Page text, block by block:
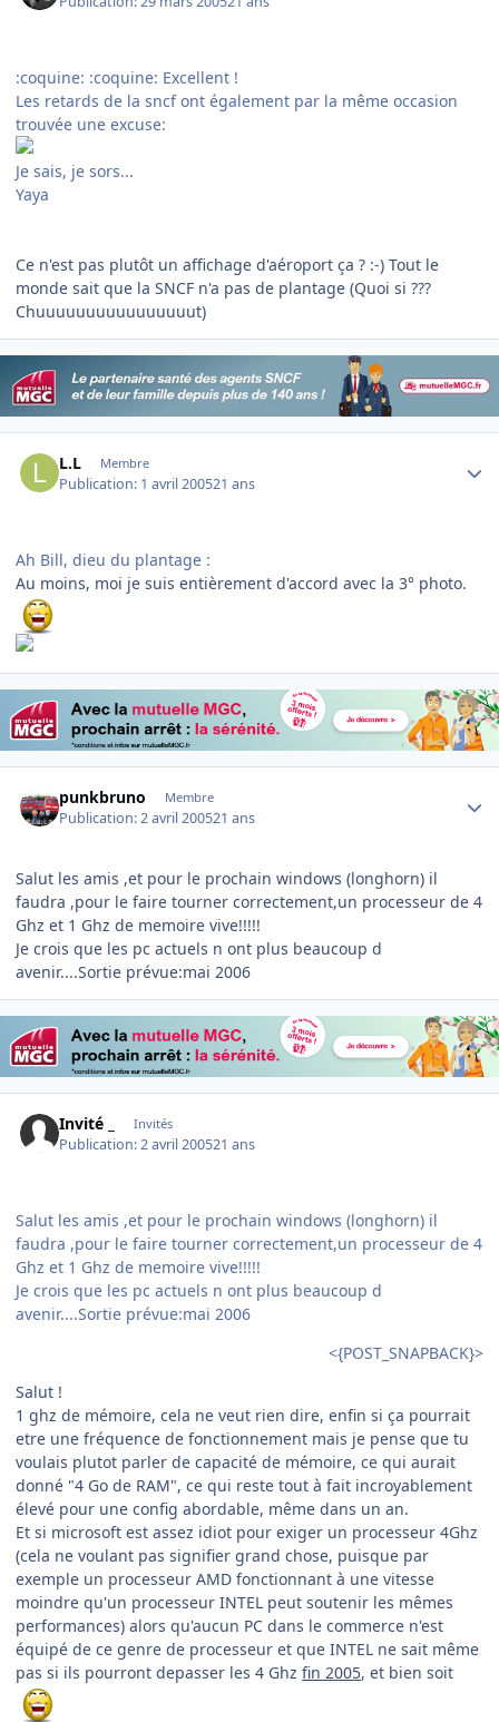
:coquine: :coquine: Excellent !
Les retards de la sncf ont également par la même occasion
trouvée une excuse:
Je sais, je sors...
Yaya
Ce n'est pas plutôt un affichage d'aéroport ça ? :-) Tout le
monde sait que la SNCF n'a pas de plantage (Quoi si ???
Chuuuuuuuuuuuuuuuut)
L.L Membre
Publication: 1 avril 200521 ans
Ah Bill, dieu du plantage :
Au moins, moi je suis entièrement d'accord avec la 3° photo.
punkbruno Membre
Publication:2 avril 200521 ans
Salut les amis ,et pour le prochain windows (longhorn) il
faudra ,pour le faire tourner correctement,un processeur de 4
Ghz et 1 Ghz de memoire vive!!!!!
Je crois que les pc actuels n ont plus beaucoup d
avenir....Sortie prévue:mai 2006
Invité _ Invités
Publication:2 avril 200521 ans
Salut les amis ,et pour le prochain windows (longhorn) il
faudra ,pour le faire tourner correctement,un processeur de 4
Ghz et 1 Ghz de memoire vive!!!!!
Je crois que les pc actuels n ont plus beaucoup d
avenir....Sortie prévue:mai 2006
<{POST_SNAPBACK}>
Salut !
1 ghz de mémoire, cela ne veut rien dire, enfin si ça pourrait
etre une fréquence de fonctionnement mais je pense que tu
voulais plutot parler de capacité de mémoire, ce qui aurait
donné "4 Go de RAM", ce qui reste tout à fait incroyablement
élevé pour une config abordable, même dans un an.
Et si microsoft est assez idiot pour exiger un processeur 4Ghz
(cela ne voulant pas signifier grand chose, puisque par
exemple un processeur AMD fonctionnant à une vitesse
moindre qu'un processeur INTEL peut soutenir les mêmes
performances) alors qu'aucun PC dans le commerce n'est
équipé de ce genre de processeur et que INTEL ne sait même
pas si ils pourront depasser les 4 Ghz fin 2005, et bien soit